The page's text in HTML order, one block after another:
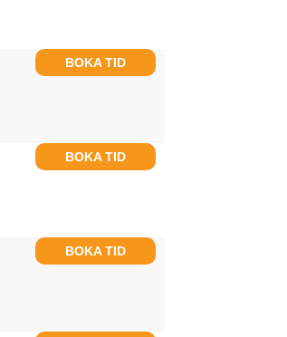
BOKA TID
BOKA TID
BOKA TID